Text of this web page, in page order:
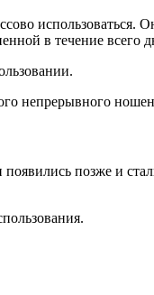
в течение всего
непрерывного
позже и